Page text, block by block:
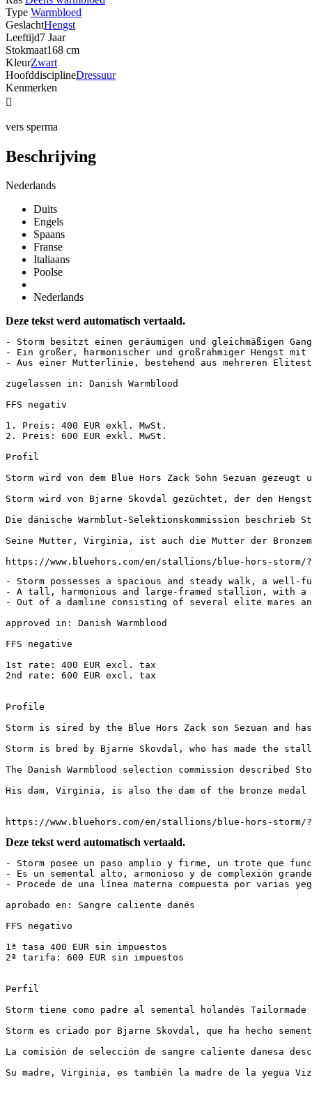
Type Warmbloed
GeslachtHengst
Leeftijd7 Jaar
Stokmaat168 cm
KleurZwart
HoofddisciplineDressuur
Kenmerken

vers sperma
Beschrijving
Nederlands
Duits
Engels
Spaans
Franse
Italiaans
Poolse
Nederlands
Deze tekst werd automatisch vertaald.
- Storm besitzt einen geräumigen und gleichmäßigen
- Ein großer, harmonischer und großrahmiger Hengst mit
- Aus einer Mutterlinie, bestehend aus mehreren
zugelassen in: Danish Warmblood
FFS negativ
1. Preis: 400 EUR exkl. MwSt.
2. Preis: 600 EUR exkl. MwSt.
Profil
Storm wird von dem Blue Hors Zack Sohn Sezuan
Storm wird von Bjarne Skovdal gezüchtet, der den
Die dänische Warmblut-Selektionskommission beschrieb
Seine Mutter, Virginia, ist auch die Mutter der
https://www.bluehors.com/en/stallions/blue-hors-storm/
- Storm possesses a spacious and steady walk, a
- A tall, harmonious and large-framed stallion, with a
- Out of a damline consisting of several elite mares
approved in: Danish Warmblood
FFS negative
1st rate: 400 EUR excl. tax
2nd rate: 600 EUR excl. tax
Profile
Storm is sired by the Blue Hors Zack son Sezuan and
Storm is bred by Bjarne Skovdal, who has made the
The Danish Warmblood selection commission
His dam, Virginia, is also the dam of the bronze medal
https://www.bluehors.com/en/stallions/blue-hors-storm/
Deze tekst werd automatisch vertaald.
- Storm posee un paso amplio y firme, un trote que
- Es un semental alto, armonioso y de complexión
- Procede de una línea materna compuesta por varias
aprobado en: Sangre caliente danés
FFS negativo
1ª tasa 400 EUR sin impuestos
2ª tarifa: 600 EUR sin impuestos
Perfil
Storm tiene como padre al semental holandés
Storm es criado por Bjarne Skovdal, que ha hecho
La comisión de selección de sangre caliente danesa
Su madre, Virginia, es también la madre de la yegua